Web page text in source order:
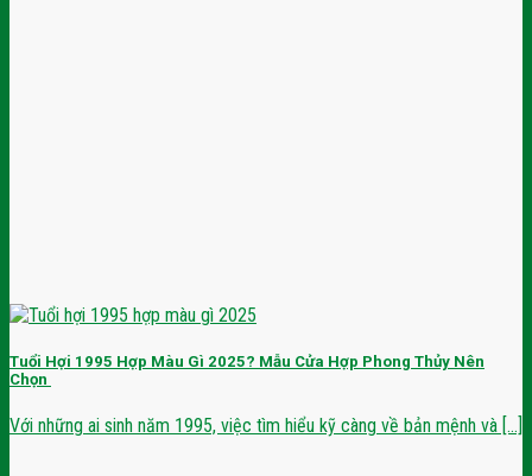
Tuổi Hợi 1995 Hợp Màu Gì 2025? Mẫu Cửa Hợp Phong Thủy Nên
Chọn
Với những ai sinh năm 1995, việc tìm hiểu kỹ càng về bản mệnh và [...]